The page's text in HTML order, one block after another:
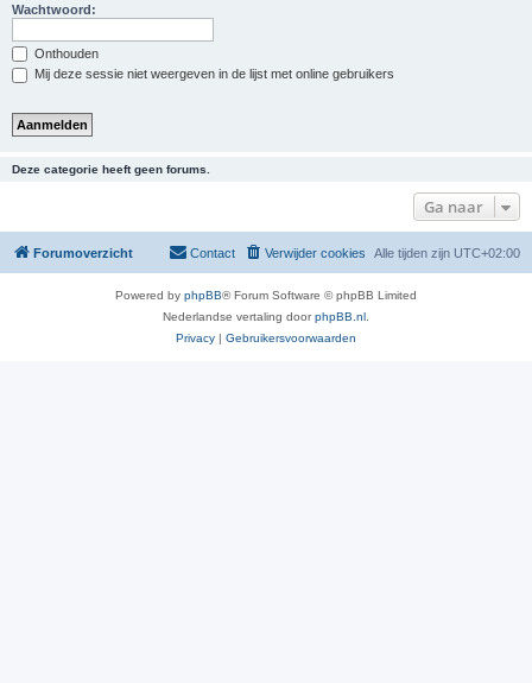
Wachtwoord:
Onthouden
Mij deze sessie niet weergeven in de lijst met online gebruikers
Deze categorie heeft geen forums.
Ga naar
Forumoverzicht Alle tijden zijn UTC+02:00
Verwijder cookies
Contact
Powered by phpBB® Forum Software © phpBB Limited
Nederlandse vertaling doorphpBB.nl
Privacy | Gebruikersvoorwaarden